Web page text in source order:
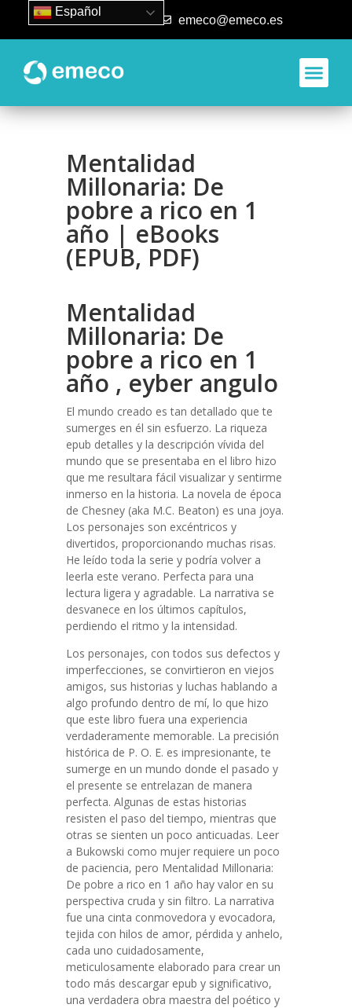
93 840 50 80 emeco@emeco.es
Mentalidad
Millonaria: De
pobre a rico en 1
año | eBooks
(EPUB, PDF)
Mentalidad
Millonaria: De
pobre a rico en 1
año , eyber angulo
El mundo creado es tan detallado que te
sumerges en él sin esfuerzo. La riqueza
epub detalles y la descripción vívida del
mundo que se presentaba en el libro hizo
que me resultara fácil visualizar y sentirme
inmerso en la historia. La novela de época
de Chesney (aka M.C. Beaton) es una joya.
Los personajes son excéntricos y
divertidos, proporcionando muchas risas.
He leído toda la serie y podría volver a
leerla este verano. Perfecta para una
lectura ligera y agradable. La narrativa se
desvanece en los últimos capítulos,
perdiendo el ritmo y la intensidad.
Los personajes, con todos sus defectos y
imperfecciones, se convirtieron en viejos
amigos, sus historias y luchas hablando a
algo profundo dentro de mí, lo que hizo
que este libro fuera una experiencia
verdaderamente memorable. La precisión
histórica de P. O. E. es impresionante, te
sumerge en un mundo donde el pasado y
el presente se entrelazan de manera
perfecta. Algunas de estas historias
resisten el paso del tiempo, mientras que
otras se sienten un poco anticuadas. Leer
a Bukowski como mujer requiere un poco
de paciencia, pero Mentalidad Millonaria:
De pobre a rico en 1 año hay valor en su
perspectiva cruda y sin filtro. La narrativa
fue una cinta conmovedora y evocadora,
tejida con hilos de amor, pérdida y anhelo,
cada uno cuidadosamente,
meticulosamente elaborado para crear un
todo más descargar epub y significativo,
una verdadera obra maestra del poético y
Español